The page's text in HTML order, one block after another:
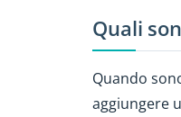
Quali
Quando
aggiungere